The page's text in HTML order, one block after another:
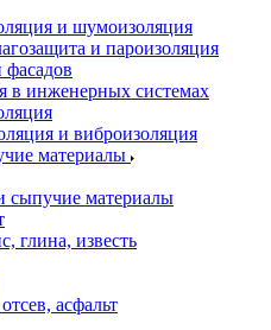
и шумоизоляция
и пароизоляция
фасадов
в инженерных системах
и виброизоляция
материалы
сыпучие материалы
глина, известь
асфальт